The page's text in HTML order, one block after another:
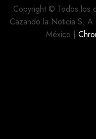
EL
DE
Y
Copyright © Todos los
Cazando la Noticia S.
México |